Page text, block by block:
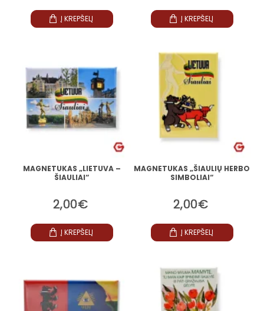
Į KREPŠELĮ Į KREPŠELĮ
MAGNETUKAS „LIETUVA –
ŠIAULIAI“
2,00€
Į KREPŠELĮ
MAGNETUKAS „ŠIAULIŲ HERBO
SIMBOLIAI“
2,00€
Į KREPŠELĮ